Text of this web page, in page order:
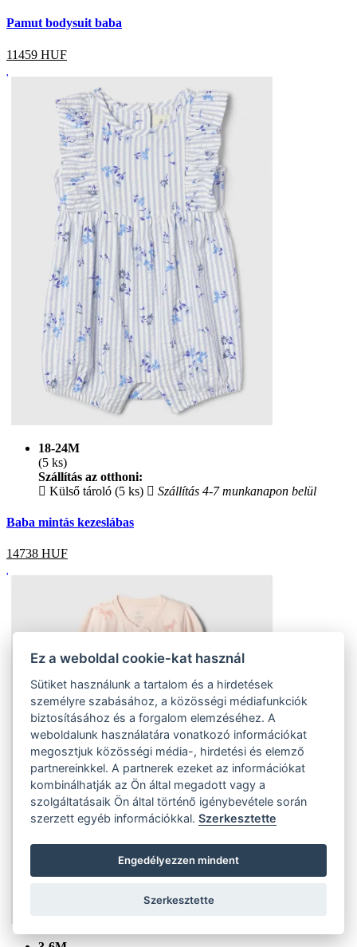
Pamut bodysuit baba
11459 HUF
18-24M
(5 ks)
Szállítás az otthoni:
Külső tároló (5 ks)
Szállítás 4-7 munkanapon belül
Baba mintás kezeslábas
14738 HUF
Ez a weboldal cookie-kat használ
Sütiket használunk a tartalom és a hirdetések
személyre szabásához, a közösségi médiafunkciók
biztosításához és a forgalom elemzéséhez. A
weboldalunk használatára vonatkozó információkat
megosztjuk közösségi média-, hirdetési és elemző
partnereinkkel. A partnerek ezeket az információkat
kombinálhatják az Ön által megadott vagy a
szolgáltatásaik Ön által történő igénybevétele során
szerzett egyéb információkkal.Szerkesztette
Engedélyezzen mindent
Szerkesztette